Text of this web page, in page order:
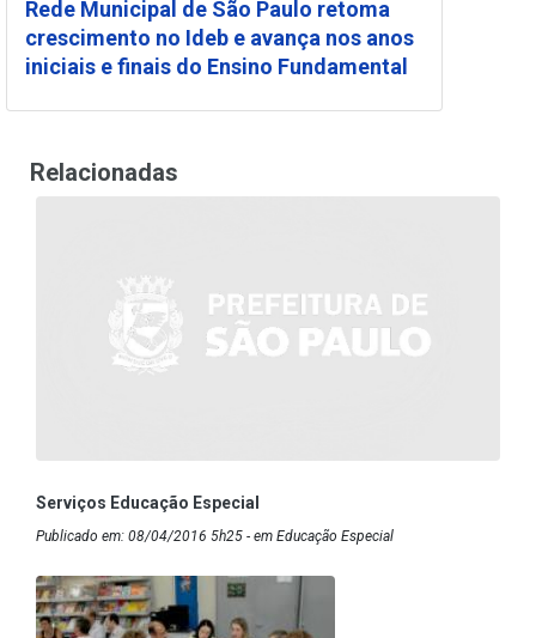
Rede Municipal de São Paulo retoma
crescimento no Ideb e avança nos anos
iniciais e finais do Ensino Fundamental
Relacionadas
Serviços Educação Especial
Publicado em: 08/04/2016 5h25 - em Educação Especial